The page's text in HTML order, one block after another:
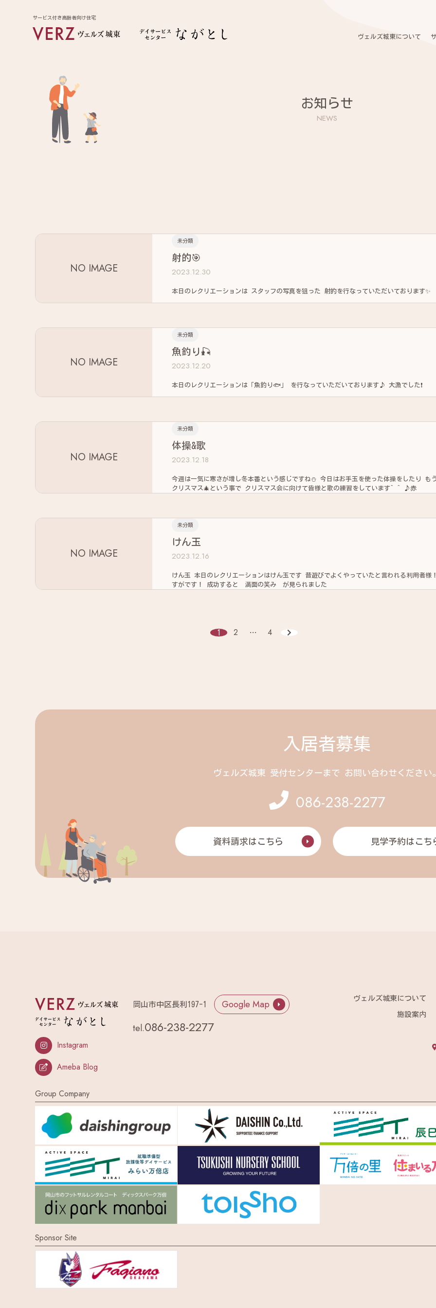
サービス付き高齢者向け住宅
ヴェルズ城東について
お知らせ
NEWS
NO IMAGE
未分類
射的🎯
2023.12.30
本日のレクリエーションは スタッフの写真を狙った 射的を行なっていただいております✨
NO IMAGE
未分類
魚釣り🎣
2023.12.20
本日のレクリエーションは「魚釣り🐟」 を行なっていただいております♪ 大漁でした❗️
NO IMAGE
未分類
体操&歌
2023.12.18
今週は一気に寒さが増し冬本番という感じですね⛄️ 今日はお手玉を使った体操をしたり もうすぐ
クリスマス🎄という事で クリスマス会に向けて皆様と歌の練習をしています^ ^ ♪赤
NO IMAGE
未分類
けん玉
2023.12.16
けん玉 本日のレクリエーションはけん玉です 昔遊びでよくやっていたと言われる利用者様！ さ
すがです！ 成功すると 満面の笑み が見られました
1 2 … 4
入居者募集
ヴェルズ城東 受付センターまで お問い合わせください
086-238-2277
資料請求はこちら 見学予約はこち
Instagram
Ameba Blog
岡山市中区長利197-1
Google Map
tel.086-238-2277
ヴェルズ城東について
施設案内
Group Company
Sponsor Site